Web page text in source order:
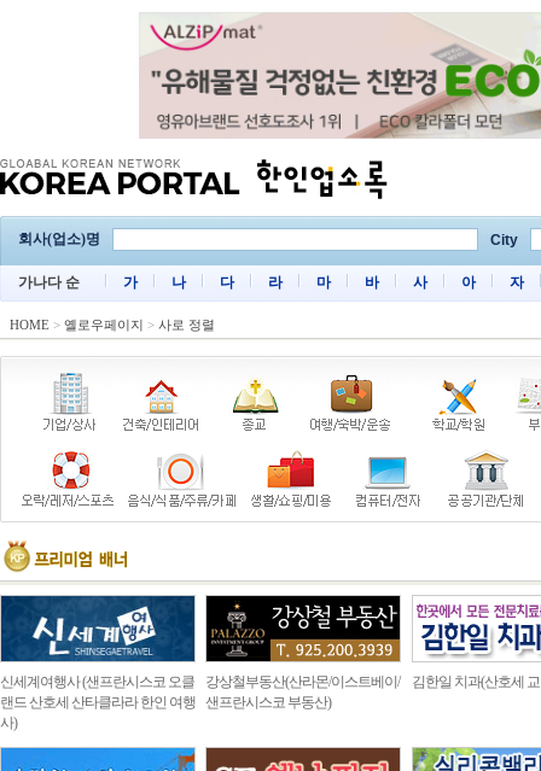
회사(업소)명 City
가나다 순 가 나 다 라 마 바 사 아 자
HOME > 옐로우페이지 > 사로 정렬
신세계여행사 (샌프란시스코 오클
랜드 산호세 산타클라라 한인 여행
사)
강상철부동산(산라몬/이스트베이/
샌프란시스코 부동산)
김한일 치과(산호세